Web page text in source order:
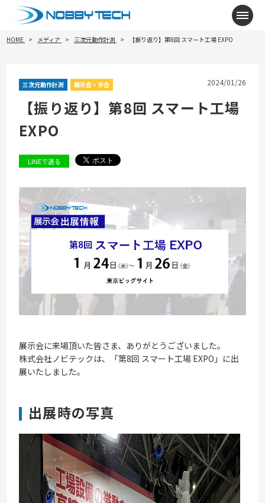
メニ
HOME メディア 三次元動作計測 【振り返り】第8回 スマート工場 EXPO
三次元動作計測 展示会・学会 2024/01/26
【振り返り】第8回 スマート工場
EXPO
LINEで送る
展示会に来場頂いた皆さま、ありがとうございました。
株式会社ノビテックは、「第8回 スマート工場 EXPO 」に出
展いたしました。
出展時の写真